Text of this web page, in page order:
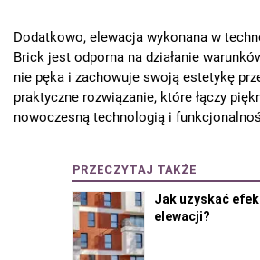
Dodatkowo, elewacja wykonana w
Brick jest odporna na działanie
nie pęka i zachowuje swoją estetykę
praktyczne rozwiązanie, które łączy
nowoczesną technologią i